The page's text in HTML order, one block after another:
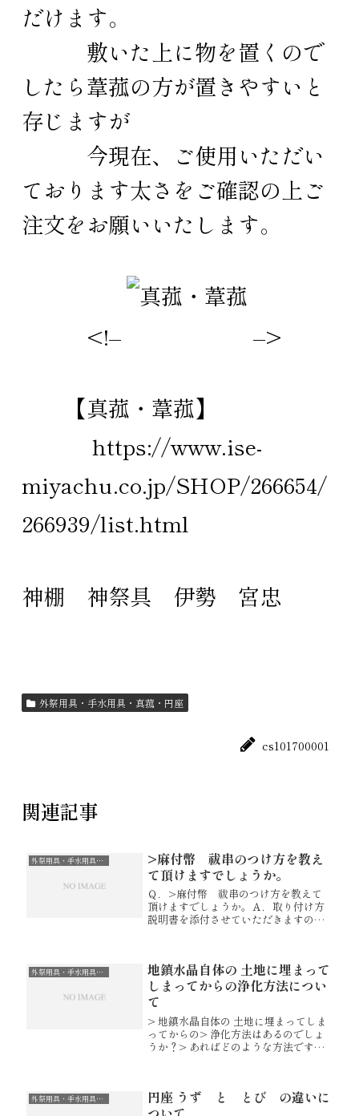
だけます。
敷いた上に物を置くので
したら葦菰の方が置きやすいと
存じますが
今現在、ご使用いただい
ております太さをご確認の上ご
注文をお願いいたします。
<!– –>
【真菰・葦菰】
https://www.ise-
miyachu.co.jp/SHOP/266654/
266939/list.html
神棚 神祭具 伊勢 宮忠
外祭用具・手水用具・真菰・円座
cs101700001
関連記事
外祭用具・手水用具・真菰・円座
>麻付幣 祓串のつけ方を教え
て頂けますでしょうか。
Ｑ．>麻付幣 祓串のつけ方を教えて
頂けますでしょうか。Ａ．取り付け方
説明書を添付させていただきますので
お使いいただきます。【祓串】 神
棚 神...
外祭用具・手水用具・真菰・円座
地鎮水晶自体の 土地に埋まって
しまってからの浄化方法につい
て
> 地鎮水晶自体の 土地に埋まってしま
ってからの> 浄化方法はあるのでしょ
うか？> あればどのような方法です
訳ございません。水晶は、浄化作...
外祭用具・手水用具・真菰・円座
円座 うず と とび の違いに